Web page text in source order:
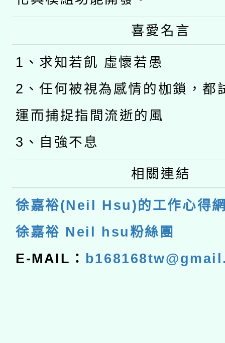
喜愛名言
1、求知若飢 虛懷若愚
2、任何被視為感情的枷鎖，都
運而捕捉指間流逝的風
3、自強不息
相關連結
徐嘉裕(Neil Hsu)的工作心得
徐嘉裕 Neil hsu粉絲團
E-MAIL：